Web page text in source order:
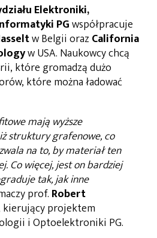
Elektroniki,
PGwspółpracuje
w Belgii oraz California
w USA. Naukowcy chcą
które gromadzą dużo
które można ładować
mają wyższe
struktury grafenowe, co
na to, by materiał ten
Co więcej, jest on bardziej
tak, jak inne
prof. Robert
kierujący projektem
i Optoelektroniki PG.